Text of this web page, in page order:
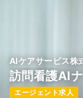
AIケアサービス株
訪問看護AI
エージェント求人